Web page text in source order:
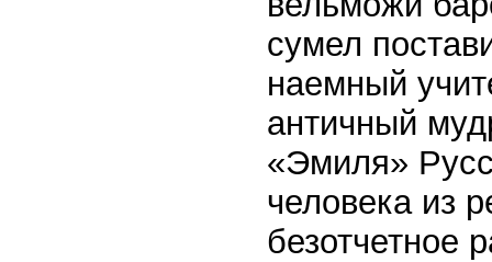
сумел
наемный
античный
«Эмиля»
человека из
безотчетное